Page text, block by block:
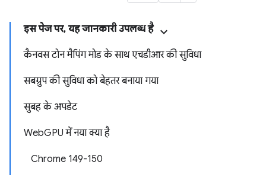
इस पेज पर, यह जानकारी उपलब्ध है
कैनवस टोन मैपिंग मोड के साथ एचडीआर की सुविधा
सबग्रुप की सुविधा को बेहतर बनाया गया
सुबह के अपडेट
WebGPU में नया क्या है
Chrome 149-150